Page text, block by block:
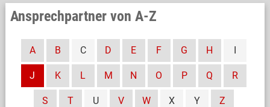
Ansprechpartner von A-Z
A B C D E F G H I
J K L M N O P Q R
S T U V W X Y Z